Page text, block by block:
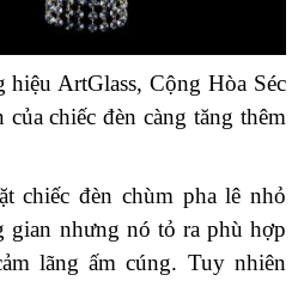
hiệu ArtGlass, Cộng Hòa Séc
chiếc đèn càng tăng thêm
chiếc đèn chùm pha lê nhỏ
gian nhưng nó tỏ ra phù hợp
lãng ấm cúng. Tuy nhiên